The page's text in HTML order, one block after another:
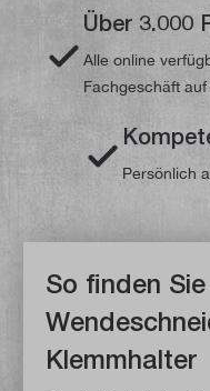
Über 3.000
Alle online
Fachgeschäft
Persönlich
So finden
Klemmhalter